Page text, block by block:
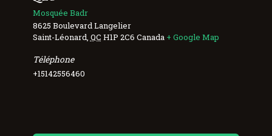
Mosquée Badr
8625 Boulevard Langelier
Saint-Léonard QC H1P 2C6 Canada + Google Map
Téléphone
+15142556460